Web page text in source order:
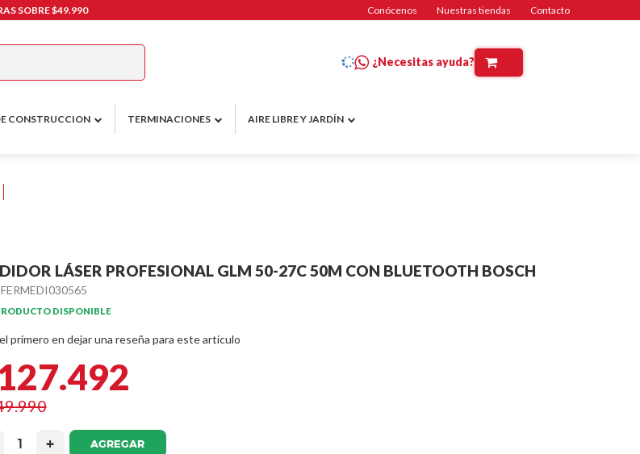
SOBRE $49.990 Conócenos Nuestras tiendas Contacto
¿Necesitas ayuda?
CONSTRUCCION TERMINACIONES AIRE LIBRE Y JARDÍN
LÁSER PROFESIONAL GLM 50-27C 50M CON BLUETOOTH BOSCH
FERMEDI030565
DISPONIBLE
primero en dejar una reseña para este artículo
+ AGREGAR